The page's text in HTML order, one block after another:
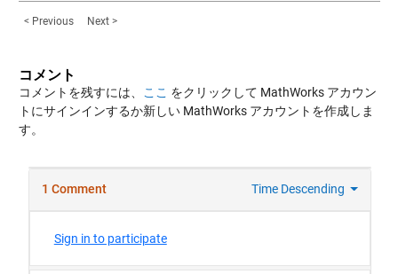
< Previous Next >
コメント
コメントを残すには、 ここ をクリックして MathWorks アカウン
トにサインインするか新しい MathWorks アカウントを作成しま
す。